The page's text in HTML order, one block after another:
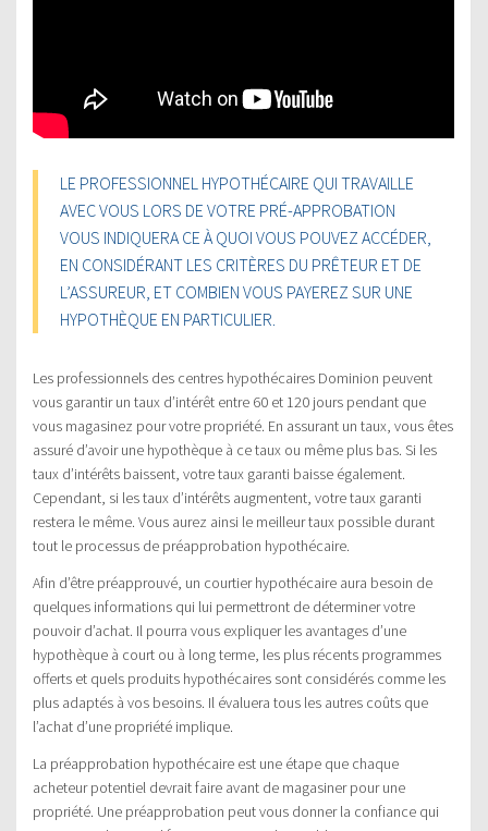
LE PROFESSIONNEL HYPOTHÉCAIRE QUI TRAVAILLE
AVEC VOUS LORS DE VOTRE PRÉ-APPROBATION
VOUS INDIQUERA CE À QUOI VOUS POUVEZ ACCÉDER,
EN CONSIDÉRANT LES CRITÈRES DU PRÊTEUR ET DE
L’ASSUREUR, ET COMBIEN VOUS PAYEREZ SUR UNE
HYPOTHÈQUE EN PARTICULIER.
Les professionnels des centres hypothécaires Dominion peuvent
vous garantir un taux d’intérêt entre 60 et 120 jours pendant que
vous magasinez pour votre propriété. En assurant un taux, vous êtes
assuré d’avoir une hypothèque à ce taux ou même plus bas. Si les
taux d’intérêts baissent, votre taux garanti baisse également.
Cependant, si les taux d’intérêts augmentent, votre taux garanti
restera le même. Vous aurez ainsi le meilleur taux possible durant
tout le processus de préapprobation hypothécaire.
Afin d’être préapprouvé, un courtier hypothécaire aura besoin de
quelques informations qui lui permettront de déterminer votre
pouvoir d’achat. Il pourra vous expliquer les avantages d’une
hypothèque à court ou à long terme, les plus récents programmes
offerts et quels produits hypothécaires sont considérés comme les
plus adaptés à vos besoins. Il évaluera tous les autres coûts que
l’achat d’une propriété implique.
La préapprobation hypothécaire est une étape que chaque
acheteur potentiel devrait faire avant de magasiner pour une
propriété. Une préapprobation peut vous donner la confiance qui